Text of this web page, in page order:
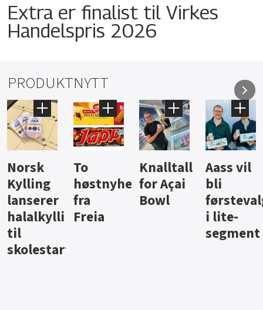
Extra er finalist til Virkes
Handelspris 2026
PRODUKTNYTT
Knalltall
for Açai
Bowl
Aass vil
bli
førstevalg
i lite-
Brus og
jus fra
Berentsen
Hard
iste fra
Hansa